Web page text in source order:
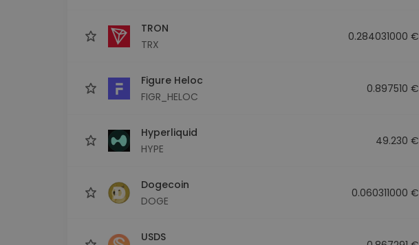
TRON
TRX
0.284031000 €
Figure Heloc
FIGR_HELOC
0.897510 €
Hyperliquid
HYPE
49.230 €
Dogecoin
DOGE
0.060311000 €
USDS